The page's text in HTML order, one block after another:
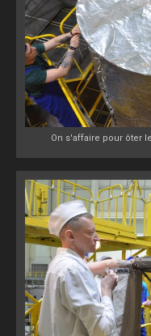
On s'affaire pour ôter